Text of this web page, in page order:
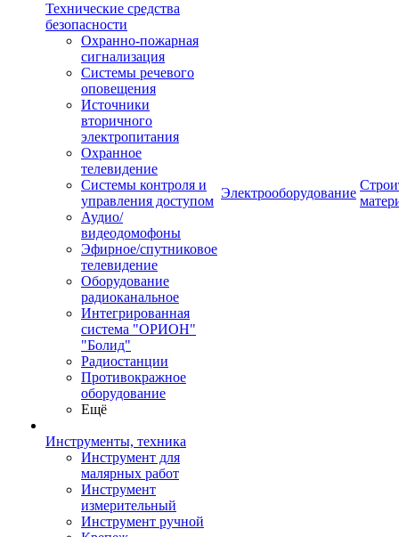
Технические средства
безопасности
Охранно-пожарная
сигнализация
Системы речевого
оповещения
Источники
вторичного
электропитания
Охранное
телевидение
Системы контроля и
управления доступом
Аудио/
видеодомофоны
Эфирное/спутниковое
телевидение
Оборудование
радиоканальное
Интегрированная
система "ОРИОН"
"Болид"
Радиостанции
Противокражное
оборудование
Ещё
Инструменты, техника
Инструмент для
малярных работ
Инструмент
измерительный
Инструмент ручной
Электрооборудование